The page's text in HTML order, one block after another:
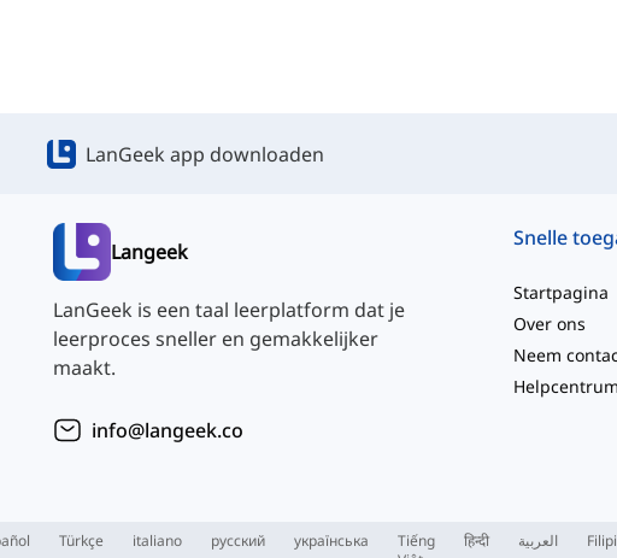
LanGeek app downloaden
Langeek
LanGeek is een taal leerplatform dat je
leerproces sneller en gemakkelijker
maakt.
info@langeek.co
Startpagina
Over ons
Helpcentrum
Türkçe italiano русский українська
Tiếng
हिन्दी العربية